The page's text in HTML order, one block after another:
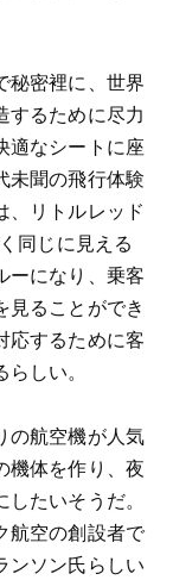
秘密裡に、世界
するために尽力
適なシートに座
未聞の飛行体験
、リトルレッド
同じに見える
ーになり、乗客
見ることができ
応するために客
しい。
の航空機が人気
機体を作り、夜
たいそうだ。
航空の創設者で
ンソン氏らしい